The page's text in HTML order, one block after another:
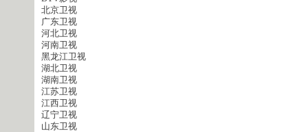
北京卫视
广东卫视
河北卫视
河南卫视
黑龙江卫视
湖北卫视
湖南卫视
江苏卫视
江西卫视
辽宁卫视
山东卫视